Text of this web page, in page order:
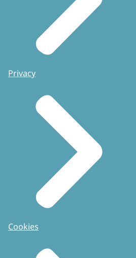
Privacy
Cookies